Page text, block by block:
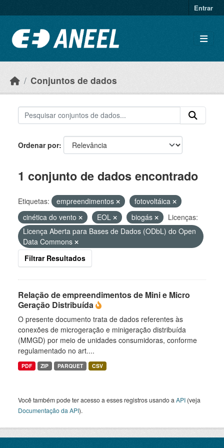
Entrar
Conjuntos de dados
Ordenar por
1 conjunto de dados encontrado
Etiquetas: empreendimentos
fotovoltáica
cinética do vento
EOL biogás
Licenças:
Licença Aberta para Bases de Dados (ODbL) do Open
Data Commons
Filtrar Resultados
Relação de empreendimentos de Mini e Micro
Geração Distribuída
O presente documento trata de dados referentes às
conexões de microgeração e minigeração distribuída
(MMGD) por meio de unidades consumidoras, conforme
regulamentado no art....
PDF ZIP PARQUET CSV
Você também pode ter acesso a esses registros usando a API (veja
Documentação da API).